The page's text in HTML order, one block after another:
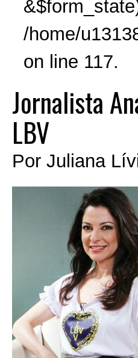
/home/
on line 117.
Jornalista
LBV
Por Juliana